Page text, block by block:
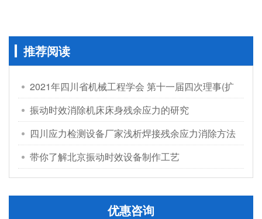
推荐阅读
2021年四川省机械工程学会 第十一届四次理事(扩
大)会议在成都顺利召开
振动时效消除机床床身残余应力的研究
四川应力检测设备厂家浅析焊接残余应力消除方法
带你了解北京振动时效设备制作工艺
优惠咨询